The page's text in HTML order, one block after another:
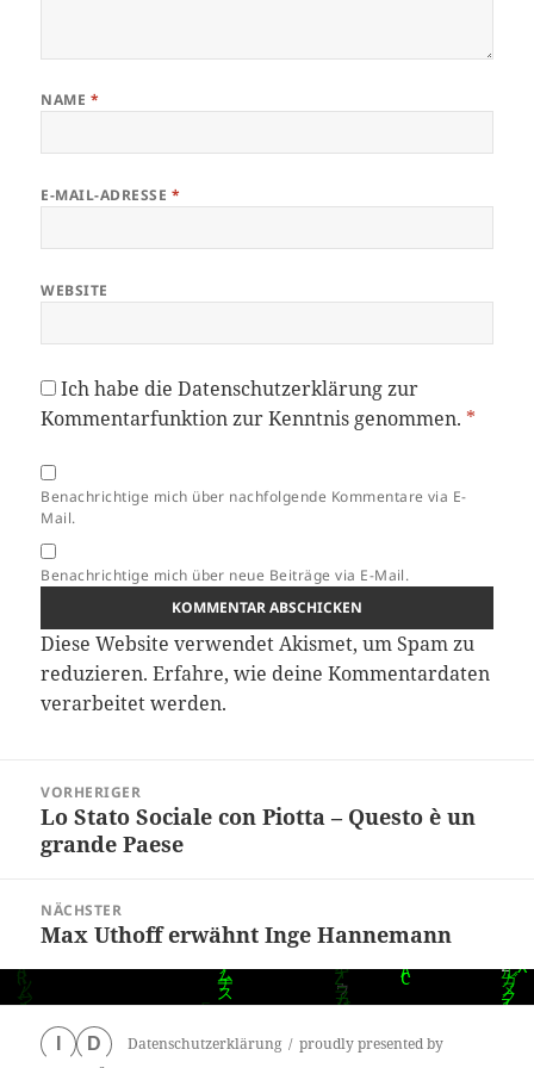
NAME *
E-MAIL-ADRESSE *
WEBSITE
Ich habe dieDatenschutzerklärungzur
Kommentarfunktion zur Kenntnis genommen. *
Benachrichtige mich über nachfolgende Kommentare via E-
Mail.
Benachrichtige mich über neue Beiträge via E-Mail.
Diese Website verwendet Akismet, um Spam zu
reduzieren.Erfahre, wie deine Kommentardaten
verarbeitet werden.
VORHERIGER
Vorheriger
Beitrag:
Lo Stato Sociale con Piotta – Questo è un
grande Paese
NÄCHSTER
Nächster
Beitrag:
Max Uthoff erwähnt Inge Hannemann
D Datenschutzerklärung
proudly presented by